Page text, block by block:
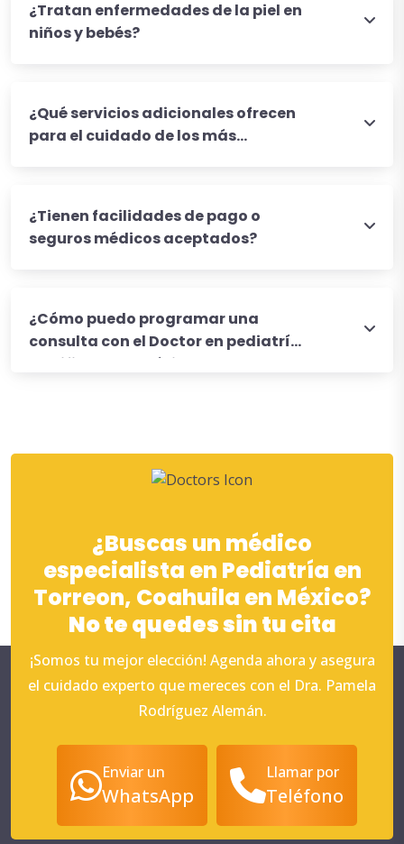
¿Tratan enfermedades de la piel en
niños y bebés?
¿Qué servicios adicionales ofrecen
para el cuidado de los más
¿Tienen facilidades de pago o
seguros médicos aceptados?
¿Cómo puedo programar una
consulta con el Doctor en pediatría
certificado en México?
¿Buscas un médico
especialista en Pediatría en
Torreon, Coahuila en México?
No te quedes sin tu cita
¡Somos tu mejor elección! Agenda ahora y asegura
el cuidado experto que mereces con el Dra. Pamela
Rodríguez Alemán.
Enviar un
WhatsApp
Llamar por
Teléfono